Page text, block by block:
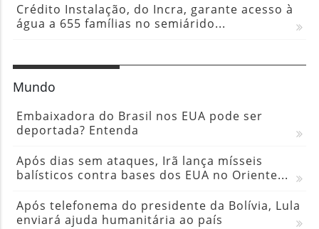
Crédito Instalação, do Incra, garante acesso à
água a 655 famílias no semiárido...
Mundo
Embaixadora do Brasil nos EUA pode ser
deportada? Entenda
Após dias sem ataques, Irã lança mísseis
balísticos contra bases dos EUA no Oriente...
Após telefonema do presidente da Bolívia, Lula
enviará ajuda humanitária ao país